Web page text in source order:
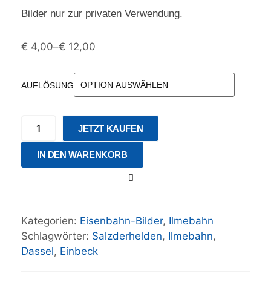
Bilder nur zur privaten Verwendung.
€ 4,00–€ 12,00
AUFLÖSUNG
JETZT KAUFEN
IN DEN WARENKORB
Kategorien: Eisenbahn-Bilder, Ilmebahn
Schlagwörter: Salzderhelden, Ilmebahn,
Dassel, Einbeck